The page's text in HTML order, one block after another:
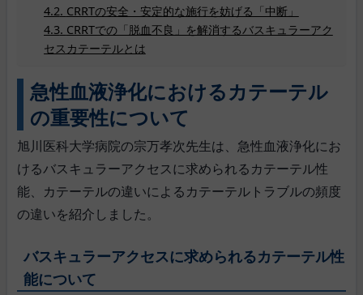
CRRTの安全・安定的な施行を妨げる「中断」
CRRTでの「脱血不良」を解消するバスキュラーアク
セスカテーテルとは
急性血液浄化におけるカテーテル
の重要性について
旭川医科大学病院の宗万孝次先生は、急性血液浄化にお
けるバスキュラーアクセスに求められるカテーテル性
能、カテーテルの違いによるカテーテルトラブルの頻度
の違いを紹介しました。
バスキュラーアクセスに求められるカテーテル性
能について